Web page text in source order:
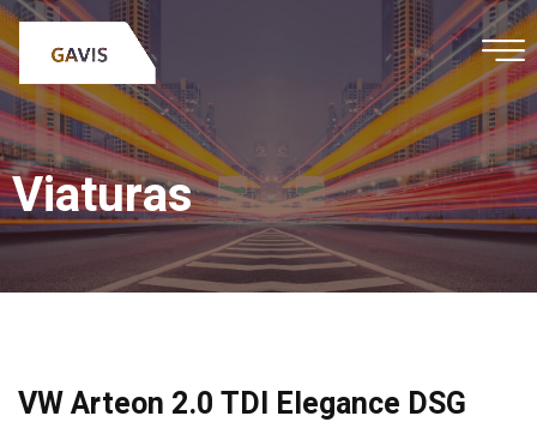
Viaturas
VW Arteon 2.0 TDI Elegance DSG